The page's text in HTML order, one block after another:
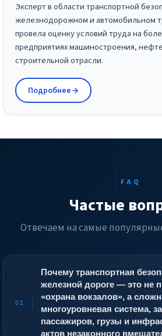
Эксперт в области транспортной
железнодорожном и автомобильном
провела оценку условий труда на
предприятиях машиностроения,
строительной отрасли.
Подробнее
FAQ
Частые
Отвечаем на самые
01
Почему транспортная
железной дороге — это не
«охрана вокзалов», а
многоуровневая система,
пассажиров, грузы и
актов незаконного